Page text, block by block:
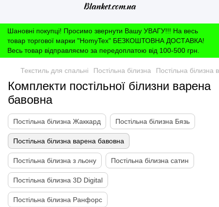
Шановні покупці! Просимо звернути Вашу УВАГУ!!! На весь
товар торгової марки "HomyTex" БЕЗКОШТОВНА ДОСТАВКА!
Весь товар відправляємо за передоплатою від 100-500 грн.
Текстиль для спальні Постільна білизна Постільна білизна
Комплекти постільної білизни варена
бавовна
Постільна білизна Жаккард Постільна білизна Бязь
Постільна білизна варена бавовна
Постільна білизна з льону Постільна білизна сатин
Постільна білизна 3D Digital
Постільна білизна Ранфорс